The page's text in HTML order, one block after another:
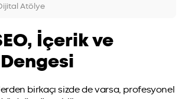
Atölye
İçerik ve
birkaçı sizde de varsa, profesyonel